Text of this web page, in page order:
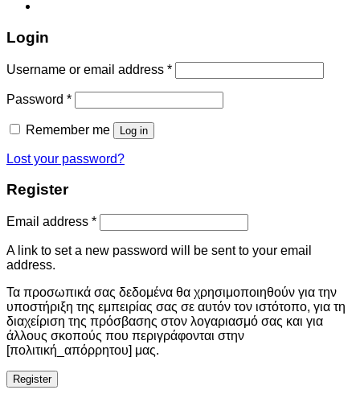
Login
Username or email address *
Password *
Remember me Log in
Lost your password?
Register
Email address *
A link to set a new password will be sent to your email
address.
Τα προσωπικά σας δεδομένα θα χρησιμοποιηθούν για την
υποστήριξη της εμπειρίας σας σε αυτόν τον ιστότοπο, για τη
διαχείριση της πρόσβασης στον λογαριασμό σας και για
άλλους σκοπούς που περιγράφονται στην
[πολιτική_απόρρητου] μας.
Register